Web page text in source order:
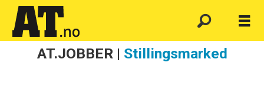
AT.JOBBER | Stillingsmarked